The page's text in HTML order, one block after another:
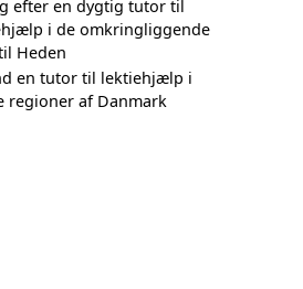
efter en dygtig tutor til
i de omkringliggende
Heden
en tutor til lektiehjælp i
regioner af Danmark